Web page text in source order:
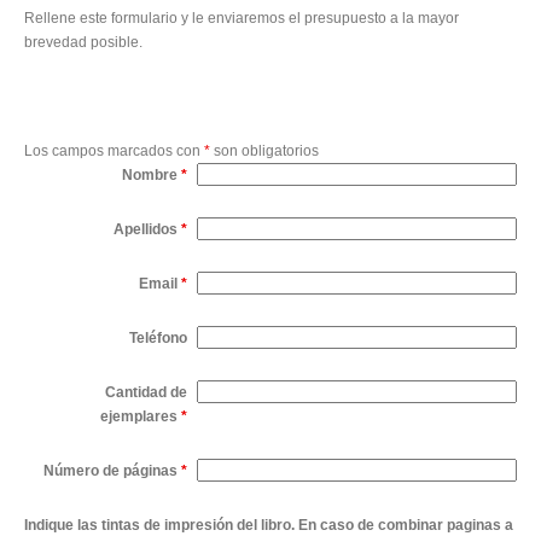
Rellene este formulario y le enviaremos el presupuesto a la mayor
brevedad posible.
Los campos marcados con * son obligatorios
Nombre *
Apellidos *
Email *
Teléfono
Cantidad de
ejemplares *
Número de páginas *
Indique las tintas de impresión del libro. En caso de combinar paginas a